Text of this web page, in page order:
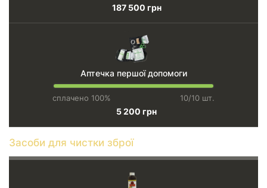
187 500 грн
Аптечка першої допомоги
сплачено 100% 10/10 шт.
5 200 грн
Засоби для чистки зброї